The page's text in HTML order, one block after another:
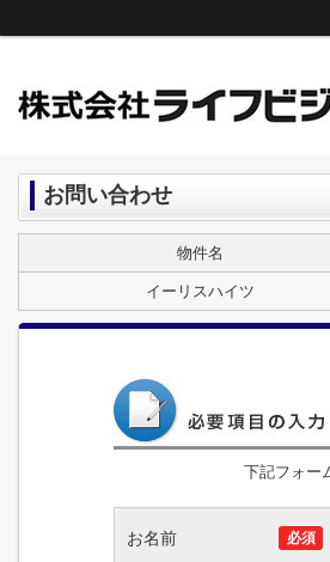
お問い合わせ
物件名
イーリスハイツ
下記フォー
お名前 必須